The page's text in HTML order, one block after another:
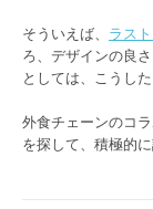
そういえば、 ラス
ろ、デザインの良
としては、こうし
外食チェーンのコ
を探して、積極的